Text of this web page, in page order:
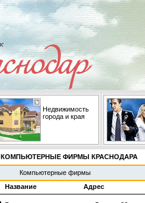
Недвижимость
города и края
КОМПЬЮТЕРНЫЕ ФИРМЫ КРАСНОДАРА
Компьютерные фирмы
Название
Адрес